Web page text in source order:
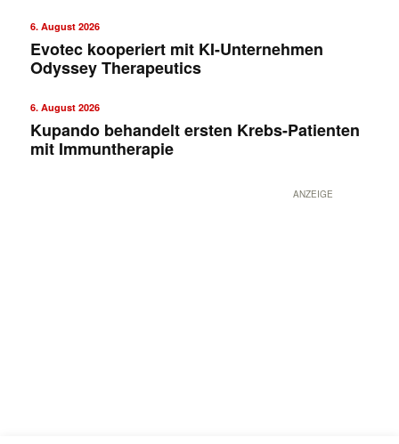
6. August 2026
Evotec kooperiert mit KI-Unternehmen
Odyssey Therapeutics
6. August 2026
Kupando behandelt ersten Krebs-Patienten
mit Immuntherapie
ANZEIGE